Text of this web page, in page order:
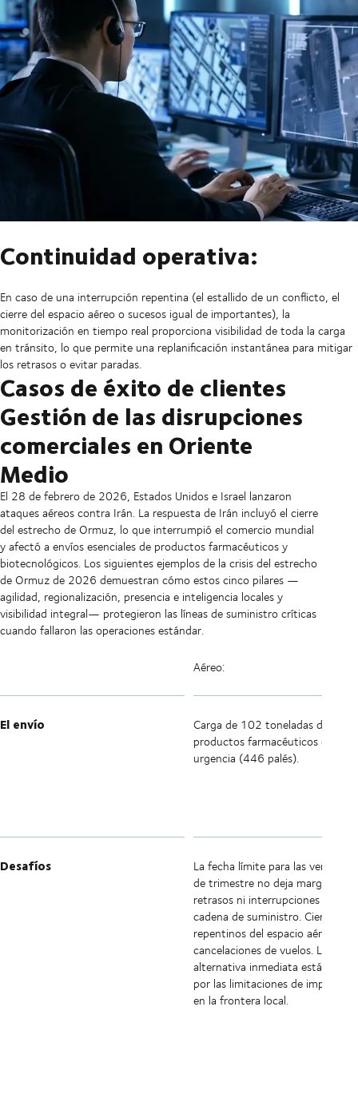
Continuidad operativa:
En caso de una interrupción repentina (el estallido de un conflicto, el
cierre del espacio aéreo o sucesos igual de importantes), la
monitorización en tiempo real proporciona visibilidad de toda la carga
en tránsito, lo que permite una replanificación instantánea para mitigar
los retrasos o evitar paradas.
Casos de éxito de clientes
Gestión de las disrupciones
comerciales en Oriente
Medio
El 28 de febrero de 2026, Estados Unidos e Israel lanzaron
ataques aéreos contra Irán. La respuesta de Irán incluyó el cierre
del estrecho de Ormuz, lo que interrumpió el comercio mundial
y afectó a envíos esenciales de productos farmacéuticos y
biotecnológicos. Los siguientes ejemplos de la crisis del estrecho
de Ormuz de 2026 demuestran cómo estos cinco pilares —
agilidad, regionalización, presencia e inteligencia locales y
visibilidad integral— protegieron las líneas de suministro críticas
cuando fallaron las operaciones estándar.
Aéreo:
El envío
Carga de 102 toneladas de
productos farmacéuticos de
urgencia (446 palés).
Desafíos
La fecha límite para las ventas
de trimestre no deja margen para
retrasos ni interrupciones en la
cadena de suministro. Cierres
repentinos del espacio aéreo y
cancelaciones de vuelos. La ruta
alternativa inmediata está
por las limitaciones de
en la frontera local.